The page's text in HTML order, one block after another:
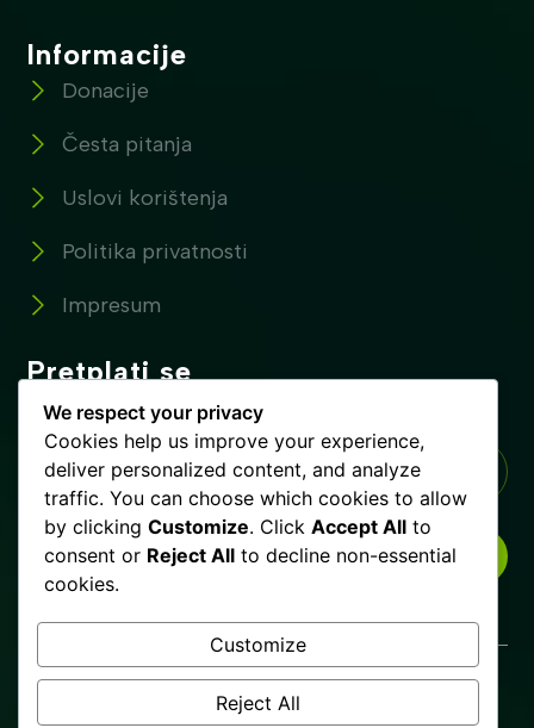
Informacije
Donacije
Česta pitanja
Uslovi korištenja
Politika privatnosti
Impresum
Pretplati se
Pretplatite se na naše novosti !
PRETPLATI SE
Glista.ba © Copyrights 2025. Sva prava zadržana.
We respect your privacy
Cookies help us improve your experience,
deliver personalized content, and analyze
traffic. You can choose which cookies to allow
by clicking Customize. Click Accept All to
consent or Reject All to decline non-essential
cookies.
Customize
Reject All